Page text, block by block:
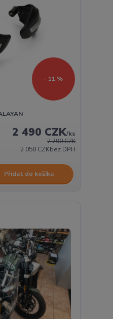
- 11 %
2 790 CZK
2 490 CZK/ks
2 058 CZKbez DPH
Přidat do košíku